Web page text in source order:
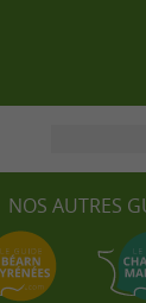
NOS AUTRES